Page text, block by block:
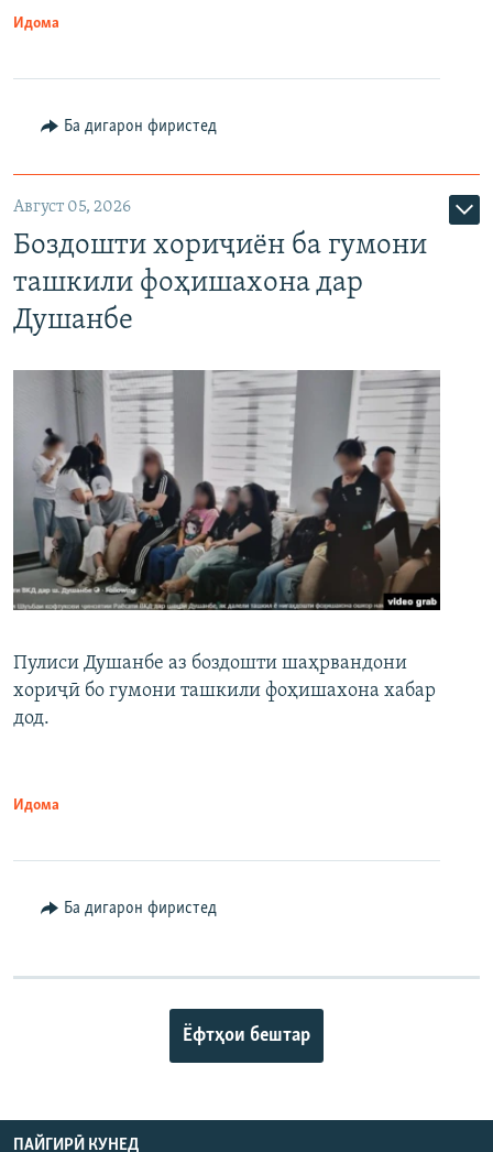
Идома
Ба дигарон фиристед
Август 05, 2026
Боздошти хориҷиён ба гумони
ташкили фоҳишахона дар
Душанбе
Пулиси Душанбе аз боздошти шаҳрвандони
хориҷӣ бо гумони ташкили фоҳишахона хабар
дод.
Идома
Ба дигарон фиристед
Ёфтҳои бештар
ПАЙГИРӢ КУНЕД